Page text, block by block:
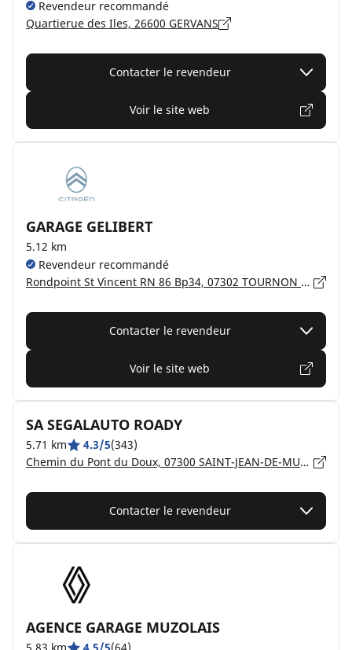
Revendeur recommandé
Quartierue des Iles, 26600 GERVANS
Contacter le revendeur
Voir le site web
GARAGE GELIBERT
5.12 km
Revendeur recommandé
Rondpoint St Vincent RN 86 Bp34, 07302 TOURNON SUR RHONE
Contacter le revendeur
Voir le site web
SA SEGALAUTO ROADY
5.71 km 4.3/5(343)
Chemin du Pont du Doux, 07300 SAINT-JEAN-DE-MUZOLS
Contacter le revendeur
AGENCE GARAGE MUZOLAIS